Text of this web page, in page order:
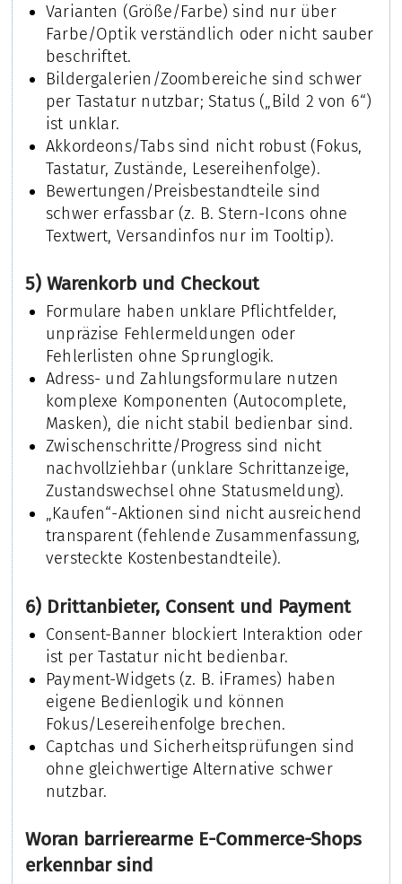
Varianten (Größe/Farbe) sind nur über
Farbe/Optik verständlich oder nicht sauber
beschriftet.
Bildergalerien/Zoombereiche sind schwer
per Tastatur nutzbar; Status („Bild 2 von 6“)
ist unklar.
Akkordeons/Tabs sind nicht robust (Fokus,
Tastatur, Zustände, Lesereihenfolge).
Bewertungen/Preisbestandteile sind
schwer erfassbar (z. B. Stern-Icons ohne
Textwert, Versandinfos nur im Tooltip).
5) Warenkorb und Checkout
Formulare haben unklare Pflichtfelder,
unpräzise Fehlermeldungen oder
Fehlerlisten ohne Sprunglogik.
Adress- und Zahlungsformulare nutzen
komplexe Komponenten (Autocomplete,
Masken), die nicht stabil bedienbar sind.
Zwischenschritte/Progress sind nicht
nachvollziehbar (unklare Schrittanzeige,
Zustandswechsel ohne Statusmeldung).
„Kaufen“-Aktionen sind nicht ausreichend
transparent (fehlende Zusammenfassung,
versteckte Kostenbestandteile).
6) Drittanbieter, Consent und Payment
Consent-Banner blockiert Interaktion oder
ist per Tastatur nicht bedienbar.
Payment-Widgets (z. B. iFrames) haben
eigene Bedienlogik und können
Fokus/Lesereihenfolge brechen.
Captchas und Sicherheitsprüfungen sind
ohne gleichwertige Alternative schwer
nutzbar.
Woran barrierearme E-Commerce-Shops
erkennbar sind